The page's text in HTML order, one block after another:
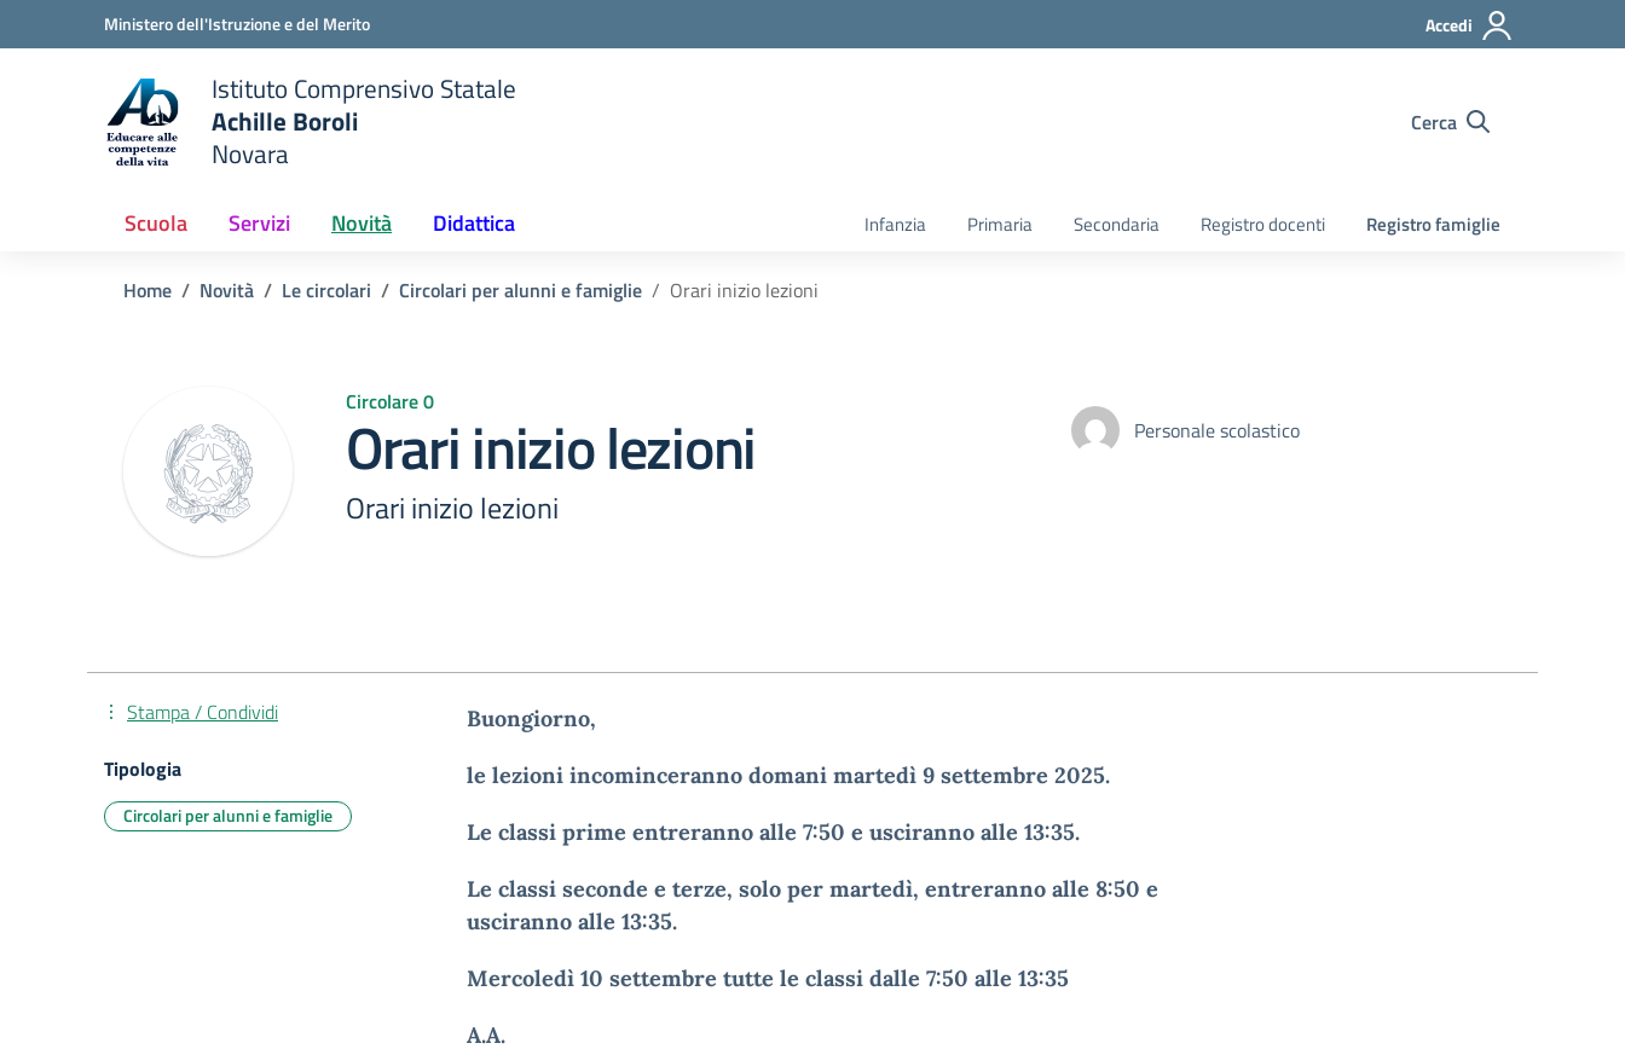
Vai ai contenuti
Vai al menu di navigazioneMinistero dell'Istruzione e del Merito Accedi
Istituto Comprensivo Statale
Achille Boroli
Novara
Cerca
Scuola Servizi Novità Didattica Infanzia Primaria Secondaria Registro docenti Registro famiglie
Home Novità Le circolari Circolari per alunni e famiglie Orari inizio lezioni
Circolare 0
Orari inizio lezioni
Orari inizio lezioni
Personale scolastico
Buongiorno,
le lezioni incominceranno domani martedì 9 settembre 2025.
Le classi prime entreranno alle 7:50 e usciranno alle 13:35.
Le classi seconde e terze, solo per martedì, entreranno alle 8:50 e
usciranno alle 13:35.
Mercoledì 10 settembre tutte le classi dalle 7:50 alle 13:35
A.A.
Stampa / Condividi
Tipologia
Circolari per alunni e famiglie